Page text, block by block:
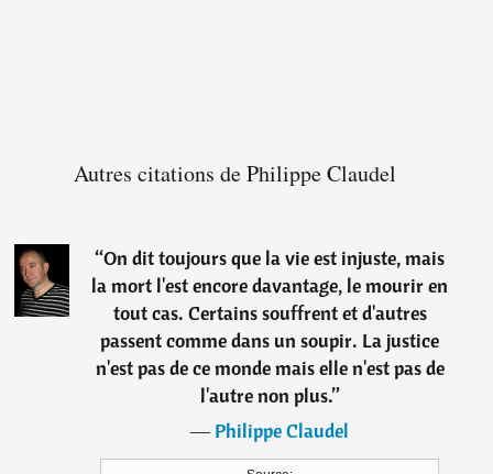
Autres citations de Philippe Claudel
“On dit toujours que la vie est injuste, mais
la mort l'est encore davantage, le mourir en
tout cas. Certains souffrent et d'autres
passent comme dans un soupir. La justice
n'est pas de ce monde mais elle n'est pas de
l'autre non plus.”
―Philippe Claudel